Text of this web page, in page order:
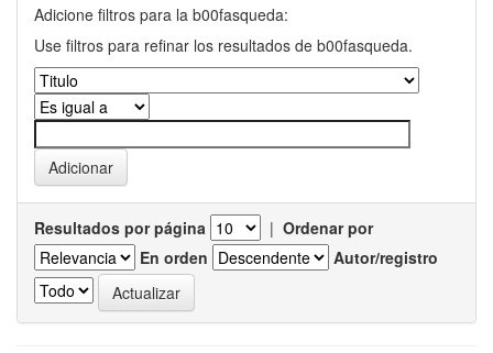
Adicione filtros para la b00fasqueda:
Use filtros para refinar los resultados de b00fasqueda.
Resultados por página | Ordenar por
En orden
Autor/registro